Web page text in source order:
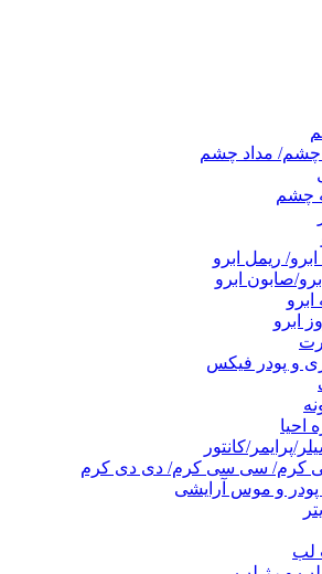
مداد چشم
چشم
ابرو/ ریمل ابرو
صابون ابرو
ابرو
ابرو
و پودر فیکس
احیا
پرایمر/کانتور
کرم/ سی سی کرم/ دی دی کرم
و موس آرایشی
لب